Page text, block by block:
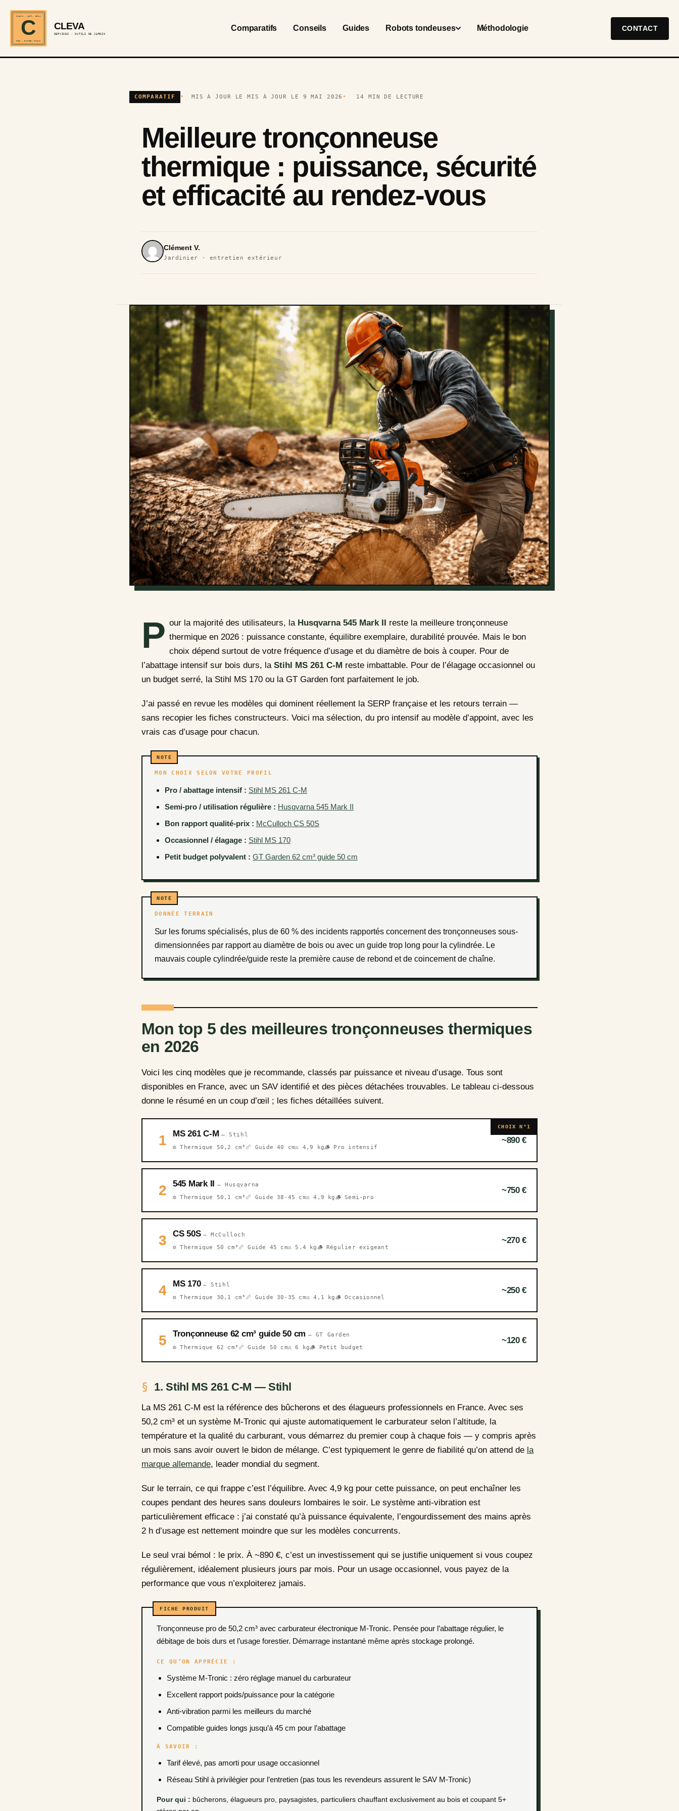
C
CLEVA · EST. 2024
REF · GARDEN TOOLS
CLEVA
SERVICES · OUTILS DE JARDIN
Comparatifs Conseils Guides Robots tondeuses Méthodologie CONTACT
COMPARATIF MIS À JOUR LE MIS À JOUR LE 9 MAI 2026 14 MIN DE LECTURE
Meilleure tronçonneuse
thermique : puissance, sécurité
et efficacité au rendez-vous
Clément V.
Jardinier · entretien extérieur
P our la majorité des utilisateurs, la Husqvarna 545 Mark II
reste la meilleure tronçonneuse
thermique en 2026 : puissance constante, équilibre exemplaire, durabilité prouvée. Mais le bon
choix dépend surtout de votre fréquence d’usage et du diamètre de bois à couper. Pour de
l’abattage intensif sur bois durs, la Stihl MS 261 C-M reste imbattable. Pour de l’élagage occasionnel ou
un budget serré, la Stihl MS 170 ou la GT Garden font parfaitement le job.
J’ai passé en revue les modèles qui dominent réellement la SERP française et les retours terrain —
sans recopier les fiches constructeurs. Voici ma sélection, du pro intensif au modèle d’appoint, avec les
vrais cas d’usage pour chacun.
MON CHOIX SELON VOTRE PROFIL
Pro / abattage intensif : Stihl MS 261 C-M
Semi-pro / utilisation régulière : Husqvarna 545 Mark II
Bon rapport qualité-prix : McCulloch CS 50S
Occasionnel / élagage : Stihl MS 170
Petit budget polyvalent : GT Garden 62 cm³ guide 50 cm
DONNÉE TERRAIN
Sur les forums spécialisés, plus de 60 % des incidents rapportés concernent des tronçonneuses sous-
dimensionnées par rapport au diamètre de bois ou avec un guide trop long pour la cylindrée. Le
mauvais couple cylindrée/guide reste la première cause de rebond et de coincement de chaîne.
Mon top 5 des meilleures tronçonneuses thermiques
en 2026
Voici les cinq modèles que je recommande, classés par puissance et niveau d’usage. Tous sont
disponibles en France, avec un SAV identifié et des pièces détachées trouvables. Le tableau ci-dessous
donne le résumé en un coup d’œil ; les fiches détaillées suivent.
CHOIX N°1
1 MS 261 C-M— Stihl
⚙️ Thermique 50,2 cm³📏 Guide 40 cm⚖️ 4,9 kg🪵 Pro intensif
~890 €
2 545 Mark II — Husqvarna
⚙️ Thermique 50,1 cm³📏 Guide 38-45 cm⚖️ 4,9 kg🪵 Semi-pro
~750 €
3 CS 50S— McCulloch
⚙️ Thermique 50 cm³📏 Guide 45 cm⚖️ 5,4 kg🪵 Régulier exigeant
~270 €
4 MS 170— Stihl
⚙️ Thermique 30,1 cm³📏 Guide 30-35 cm⚖️ 4,1 kg🪵 Occasionnel
~250 €
5 Tronçonneuse 62 cm³ guide 50 cm — GT Garden
⚙️ Thermique 62 cm³📏 Guide 50 cm⚖️ 6 kg🪵 Petit budget
~120 €
1. Stihl MS 261 C-M — Stihl
La MS 261 C-M est la référence des bûcherons et des élagueurs professionnels en France. Avec ses
50,2 cm³ et un système M-Tronic qui ajuste automatiquement le carburateur selon l’altitude, la
température et la qualité du carburant, vous démarrez du premier coup à chaque fois — y compris après
un mois sans avoir ouvert le bidon de mélange. C’est typiquement le genre de fiabilité qu’on attend de la
marque allemande, leader mondial du segment.
Sur le terrain, ce qui frappe c’est l’équilibre. Avec 4,9 kg pour cette puissance, on peut enchaîner les
coupes pendant des heures sans douleurs lombaires le soir. Le système anti-vibration est
particulièrement efficace : j’ai constaté qu’à puissance équivalente, l’engourdissement des mains après
2 h d’usage est nettement moindre que sur les modèles concurrents.
Le seul vrai bémol : le prix. À ~890 €, c’est un investissement qui se justifie uniquement si vous coupez
régulièrement, idéalement plusieurs jours par mois. Pour un usage occasionnel, vous payez de la
performance que vous n’exploiterez jamais.
Tronçonneuse pro de 50,2 cm³ avec carburateur électronique M-Tronic. Pensée pour l’abattage régulier, le
débitage de bois durs et l’usage forestier. Démarrage instantané même après stockage prolongé.
CE QU’ON APPRÉCIE :
Système M-Tronic : zéro réglage manuel du carburateur
Excellent rapport poids/puissance pour la catégorie
Anti-vibration parmi les meilleurs du marché
Compatible guides longs jusqu’à 45 cm pour l’abattage
À SAVOIR :
Tarif élevé, pas amorti pour usage occasionnel
Réseau Stihl à privilégier pour l’entretien (pas tous les revendeurs assurent le SAV M-Tronic)
Pour qui : bûcherons, élagueurs pro, paysagistes, particuliers chauffant exclusivement au bois et coupant 5+